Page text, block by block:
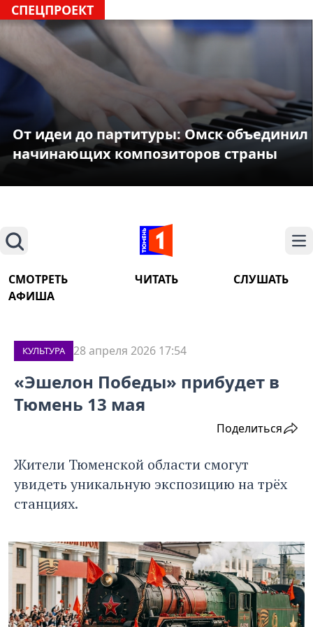
СПЕЦПРОЕКТ
От идеи до партитуры: Омск объединил
начинающих композиторов страны
Поиск
СМОТРЕТЬ ЧИТАТЬ
СЛУШАТЬ
АФИША
КУЛЬТУРА 28 апреля 2026 17:54
«Эшелон Победы» прибудет в
Тюмень 13 мая
Поделиться
Жители Тюменской области смогут
увидеть уникальную экспозицию на трёх
станциях.